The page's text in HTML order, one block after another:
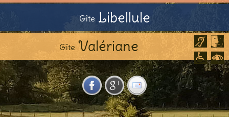
Gîte Libellule
Gîte Valériane